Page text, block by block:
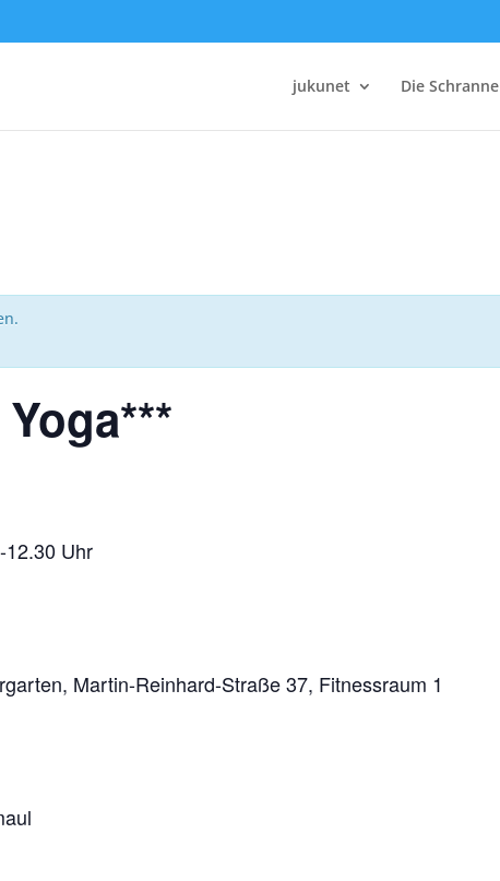
jukunet Die Schranne
Uhr
Reinhard-Straße 37, Fitnessraum 1